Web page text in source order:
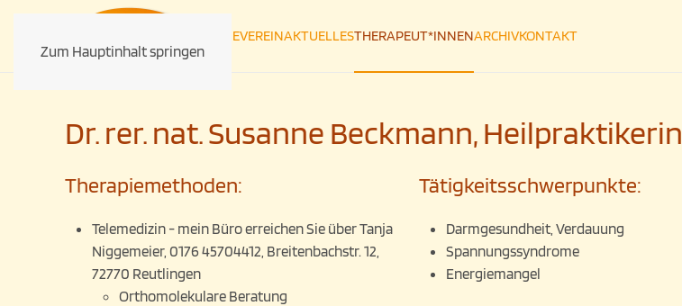
Zum Hauptinhalt springen
HOMEVEREINAKTUELLESTHERAPEUT*INNENARCHIVKONTAKT
Dr. rer. nat. Susanne Beckmann, Heilpraktikerin
Therapiemethoden:
Telemedizin - mein Büro erreichen Sie über Tanja
Niggemeier, 0176 45704412, Breitenbachstr. 12,
72770 Reutlingen
Orthomolekulare Beratung
Tätigkeitsschwerpunkte:
Darmgesundheit, Verdauung
Spannungssyndrome
Energiemangel